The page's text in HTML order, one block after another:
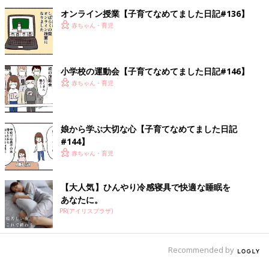
オンライン授業【子育てなめてました日記#136】
赤ちゃん・育児
小学校の運動会【子育てなめてました日記#146】
赤ちゃん・育児
娘から学ぶ大切な心【子育てなめてました日記
#144】
赤ちゃん・育児
【大人気】ひんやり冷感寝具で快適な睡眠を
あなたに。
PR(アイリスプラザ)
Recommended by